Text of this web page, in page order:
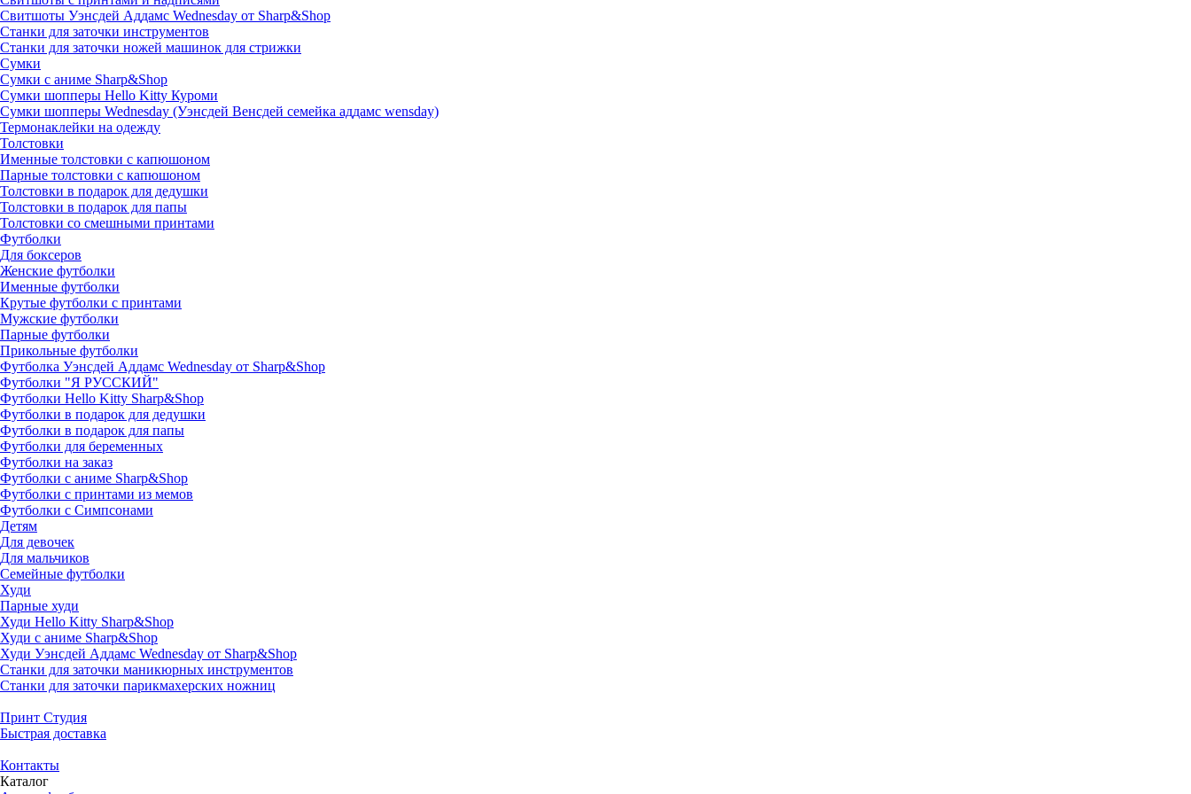
Свитшоты Уэнсдей Аддамс Wednesday от Sharp&Shop
Станки для заточки инструментов
Станки для заточки ножей машинок для стрижки
Сумки
Сумки с аниме Sharp&Shop
Сумки шопперы Hello Kitty Куроми
Сумки шопперы Wednesday (Уэнсдей Венсдей семейка аддамс wensday)
Термонаклейки на одежду
Толстовки
Именные толстовки с капюшоном
Парные толстовки с капюшоном
Толстовки в подарок для дедушки
Толстовки в подарок для папы
Толстовки со смешными принтами
Футболки
Для боксеров
Женские футболки
Именные футболки
Крутые футболки с принтами
Мужские футболки
Парные футболки
Прикольные футболки
Футболка Уэнсдей Аддамс Wednesday от Sharp&Shop
Футболки "Я РУССКИЙ"
Футболки Hello Kitty Sharp&Shop
Футболки в подарок для дедушки
Футболки в подарок для папы
Футболки для беременных
Футболки на заказ
Футболки с аниме Sharp&Shop
Футболки с принтами из мемов
Футболки с Симпсонами
Детям
Для девочек
Для мальчиков
Семейные футболки
Худи
Парные худи
Худи Hello Kitty Sharp&Shop
Худи с аниме Sharp&Shop
Худи Уэнсдей Аддамс Wednesday от Sharp&Shop
Станки для заточки маникюрных инструментов
Станки для заточки парикмахерских ножниц
Принт Студия
Быстрая доставка
Контакты
Каталог